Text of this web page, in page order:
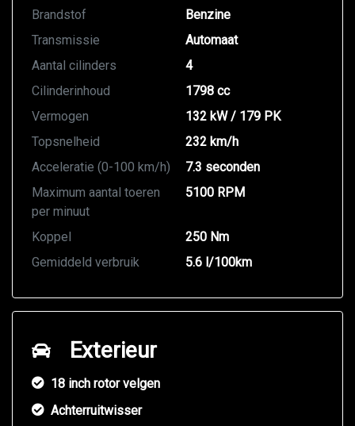
Brandstof
Benzine
Transmissie
Automaat
Aantal cilinders
4
Cilinderinhoud
1798 cc
Vermogen
132 kW / 179 PK
Topsnelheid
232 km/h
Acceleratie (0-100 km/h)
7.3 seconden
Maximum aantal toeren
per minuut
5100 RPM
Koppel
250 Nm
Gemiddeld verbruik
5.6 l/100km
Exterieur
18 inch rotor velgen
Achterruitwisser